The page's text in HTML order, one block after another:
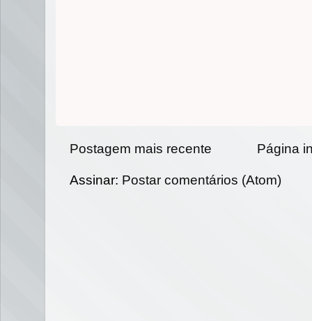
Postagem mais recente Página
Assinar: Postar comentários (Atom)